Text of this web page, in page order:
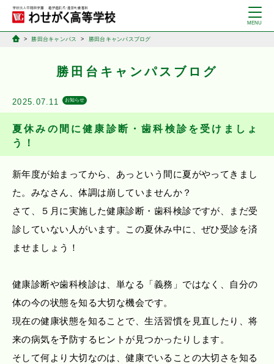
勝田台キャンパス 勝田台キャンパスブログ
勝田台キャンパスブログ
2025.07.11 お知らせ
夏休みの間に健康診断・歯科検診を受けましょ
う！
新年度が始まってから、あっという間に夏がやってきまし
た。みなさん、体調は崩していませんか？
さて、５月に実施した健康診断・歯科検診ですが、まだ受
診していない人がいます。この夏休み中に、ぜひ受診を済
ませましょう！
健康診断や歯科検診は、単なる「義務」ではなく、自分の
体の今の状態を知る大切な機会です。
現在の健康状態を知ることで、生活習慣を見直したり、将
来の病気を予防するヒントが見つかったりします。
そして何より大切なのは、健康でいることの大切さを知る